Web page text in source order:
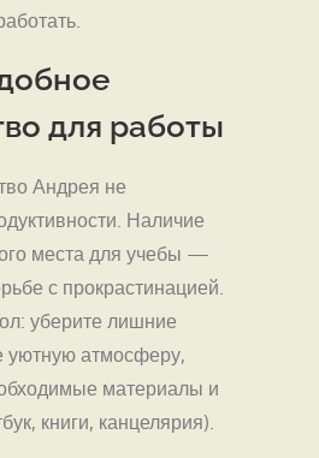
для работы
Андрея не
Наличие
места для учебы —
с прокрастинацией.
уберите лишние
уютную атмосферу,
материалы и
книги, канцелярия).